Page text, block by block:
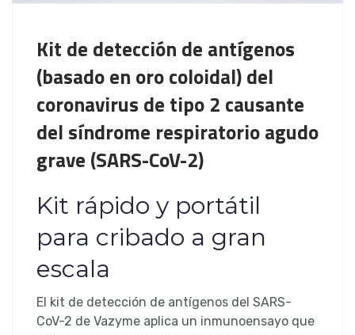
Kit de detección de antígenos
(basado en oro coloidal) del
coronavirus de tipo 2 causante
del síndrome respiratorio agudo
grave (SARS-CoV-2)
Kit rápido y portátil
para cribado a gran
escala
El kit de detección de antígenos del SARS-
CoV-2 de Vazyme aplica un inmunoensayo que